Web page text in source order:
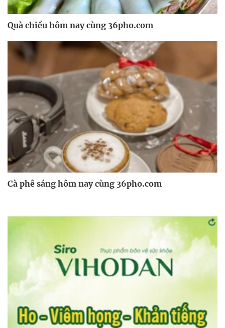
Quà chiều hôm nay cùng 36pho.com
Cà phê sáng hôm nay cùng 36pho.com